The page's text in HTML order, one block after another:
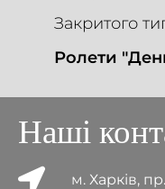
Закритого
Ролети
Наші
м. Харків,